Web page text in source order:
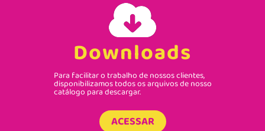
Downloads
Para facilitar o trabalho de nossos clientes,
disponibilizamos todos os arquivos de nosso
catálogo para descargar.
ACESSAR